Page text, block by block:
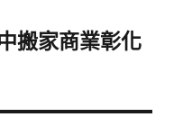
搬家商業彰化